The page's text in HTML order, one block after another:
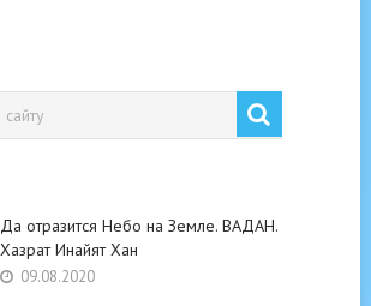
Да отразится Небо на Земле. ВАДАН.
Хазрат Инайят Хан
09.08.2020